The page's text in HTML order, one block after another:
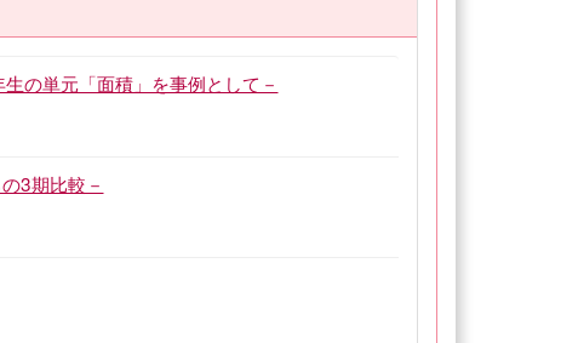
の単元「面積」を事例として－
3期比較－